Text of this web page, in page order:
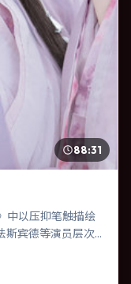
88:31
中以压抑笔触描绘
斯宾德等演员层次
切入，逐步推向
克制有力。